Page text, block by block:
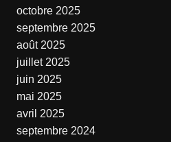
octobre 2025
septembre 2025
août 2025
juillet 2025
juin 2025
mai 2025
avril 2025
septembre 2024